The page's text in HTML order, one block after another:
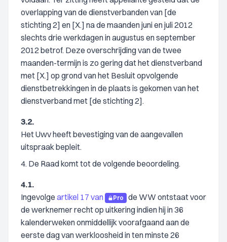
overlapping van de dienstverbanden van [de
stichting 2] en [X.] na de maanden juni en juli 2012
slechts drie werkdagen in augustus en september
2012 betrof. Deze overschrijding van de twee
maanden-termijn is zo gering dat het dienstverband
met [X.] op grond van het Besluit opvolgende
dienstbetrekkingen in de plaats is gekomen van het
dienstverband met [de stichting 2].
3.2.
Het Uwv heeft bevestiging van de aangevallen
uitspraak bepleit.
4. De Raad komt tot de volgende beoordeling.
4.1.
Ingevolge artikel 17 van Pro
de WW ontstaat voor
de werknemer recht op uitkering indien hij in 36
kalenderweken onmiddellijk voorafgaand aan de
eerste dag van werkloosheid in ten minste 26